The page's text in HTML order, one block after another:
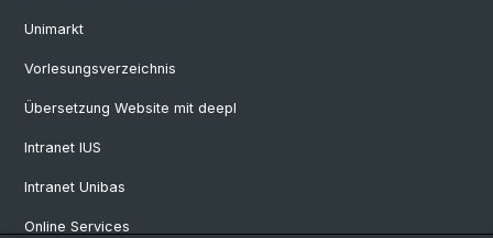
Unimarkt
Vorlesungsverzeichnis
Übersetzung Website mit deepl
Intranet IUS
Intranet Unibas
Online Services